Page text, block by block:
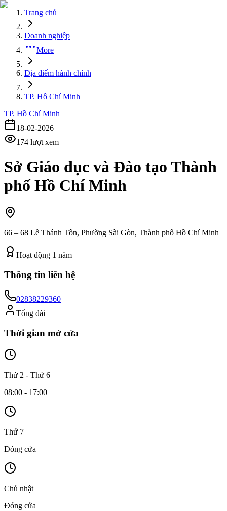
Trang chủ
Doanh nghiệp
More
Địa điểm hành chính
TP. Hồ Chí Minh
TP. Hồ Chí Minh
18-02-2026
174 lượt xem
Sở Giáo dục và Đào tạo Thành
phố Hồ Chí Minh
66 – 68 Lê Thánh Tôn, Phường Sài Gòn, Thành phố Hồ Chí Minh
Hoạt động 1 năm
Thông tin liên hệ
02838229360
Tổng đài
Thời gian mở cửa
Thứ 2 - Thứ 6
08:00 - 17:00
Thứ 7
Đóng cửa
Chủ nhật
Đóng cửa